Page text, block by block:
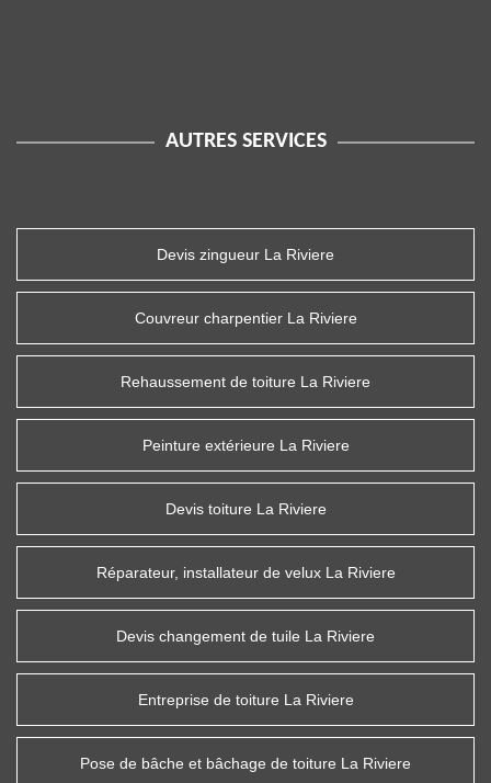
AUTRES SERVICES
Devis zingueur La Riviere
Couvreur charpentier La Riviere
Rehaussement de toiture La Riviere
Peinture extérieure La Riviere
Devis toiture La Riviere
Réparateur, installateur de velux La Riviere
Devis changement de tuile La Riviere
Entreprise de toiture La Riviere
Pose de bâche et bâchage de toiture La Riviere